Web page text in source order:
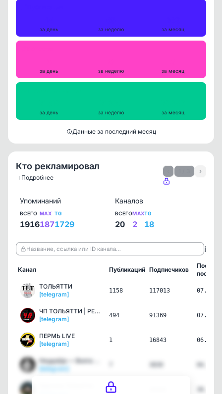
за день за неделю за месяц
за день за неделю за месяц
за день за неделю за месяц
Данные за последний месяц
Кто рекламировал
ℹ️ Подробнее
›
Упоминаний
ВСЕГО
1916
MAX
187
TG
1729
Каналов
ВСЕГО
20
MAX
2
TG
18
Название, ссылка или ID канала… ℹ️
Канал Публикаций Подписчиков
пост
ТОЛЬЯТТИ
[telegram]
1158 117013
ЧП ТОЛЬЯТТИ | РЕГИОН 63
[telegram]
494 91369
ПЕРМЬ LIVE
[telegram]
1 16843
[telegram]
2